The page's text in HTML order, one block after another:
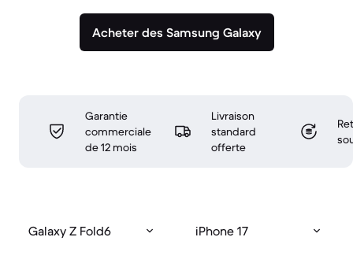
Acheter des Samsung Galaxy
Garantie
commerciale
de 12 mois
Livraison
standard
offerte
Galaxy Z Fold6 iPhone 17